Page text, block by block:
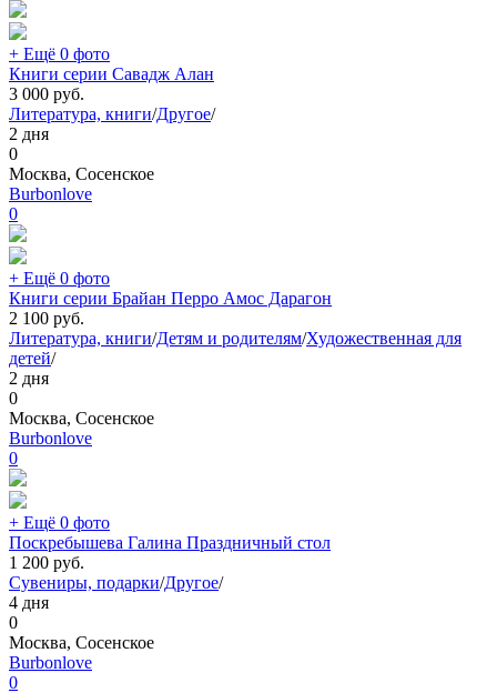
+ Ещё 0 фото
Книги серии Савадж Алан
3 000 руб.
Литература, книги/Другое/
2 дня
0
Москва, Сосенское
Burbonlove
0
+ Ещё 0 фото
Книги серии Брайан Перро Амос Дарагон
2 100 руб.
Литература, книги/Детям и родителям/Художественная для
детей/
2 дня
0
Москва, Сосенское
Burbonlove
0
+ Ещё 0 фото
Поскребышева Галина Праздничный стол
1 200 руб.
Сувениры, подарки/Другое/
4 дня
0
Москва, Сосенское
Burbonlove
0